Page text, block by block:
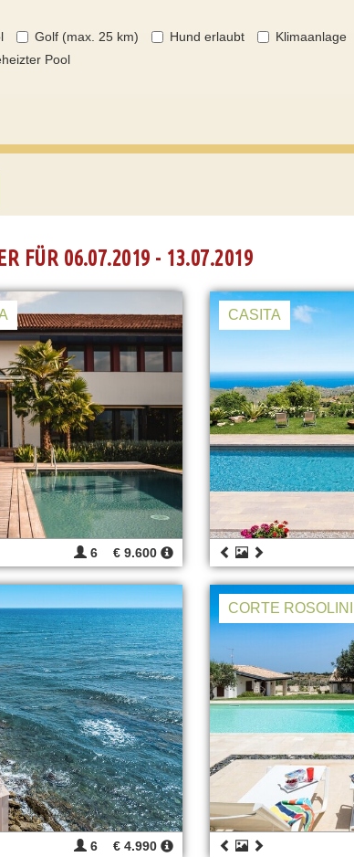
Golf (max. 25 km) Hund erlaubt Klimaanlage
Pool
FÜR 06.07.2019 - 13.07.2019
6 € 9.600
CASITA
6 € 4.990
CORTE ROSOLINI